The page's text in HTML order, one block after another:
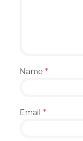
Name *
Email *